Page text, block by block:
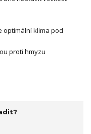
optimální klima pod
proti hmyzu